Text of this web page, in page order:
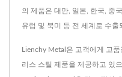
의 제품은 대만, 일본, 한국, 중
유럽 및 북미 등 전 세계로 수출
Lienchy Metal은 고객에게 고
리스 스틸 제품을 제공하고 있